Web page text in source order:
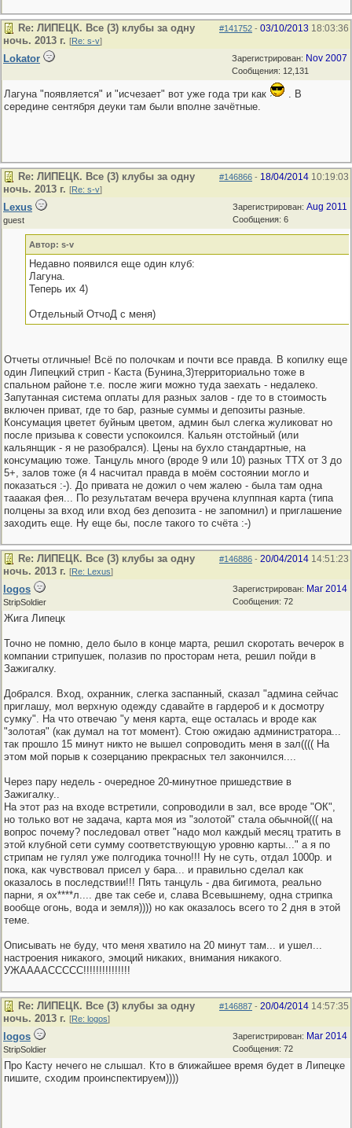
#141752 - 03/10/2013 18:03:36
Re: ЛИПЕЦК. Все (3) клубы за одну
ночь. 2013 г. [Re: s-v]
Зарегистрирован: Nov 2007
Сообщения: 12,131
Lokator
Лагуна "появляется" и "исчезает" вот уже года три как
. В
середине сентября деуки там были вполне зачётные.
#146866 - 18/04/2014 10:19:03
Re: ЛИПЕЦК. Все (3) клубы за одну
ночь. 2013 г. [Re: s-v]
Зарегистрирован: Aug 2011
Сообщения: 6
Lexus
guest
Автор: s-v
Недавно появился еще один клуб:
Лагуна.
Теперь их 4)
Отдельный ОтчоД с меня)
Отчеты отличные! Всё по полочкам и почти все правда. В копилку еще
один Липецкий стрип - Каста (Бунина,3)территориально тоже в
спальном районе т.е. после жиги можно туда заехать - недалеко.
Запутанная система оплаты для разных залов - где то в стоимость
включен приват, где то бар, разные суммы и депозиты разные.
Консумация цветет буйным цветом, админ был слегка жуликоват но
после призыва к совести успокоился. Кальян отстойный (или
кальянщик - я не разобрался). Цены на бухло стандартные, на
консумацию тоже. Танцуль много (вроде 9 или 10) разных ТТХ от 3 до
5+, залов тоже (я 4 насчитал правда в моём состоянии могло и
показаться :-). До привата не дожил о чем жалею - была там одна
тааакая фея... По результатам вечера вручена клуппная карта (типа
полцены за вход или вход без депозита - не запомнил) и приглашение
заходить еще. Ну еще бы, после такого то счёта :-)
#146886 - 20/04/2014 14:51:23
Re: ЛИПЕЦК. Все (3) клубы за одну
ночь. 2013 г. [Re: Lexus]
Зарегистрирован: Mar 2014
Сообщения: 72
logos
StripSoldier
Жига Липецк
Точно не помню, дело было в конце марта, решил скоротать вечерок в
компании стрипушек, полазив по просторам нета, решил пойди в
Зажигалку.
Добрался. Вход, охранник, слегка заспанный, сказал "админа сейчас
приглашу, мол верхную одежду сдавайте в гардероб и к досмотру
сумку". На что отвечаю "у меня карта, еще осталась и вроде как
"золотая" (как думал на тот момент). Стою ожидаю администратора...
так прошло 15 минут никто не вышел сопроводить меня в зал(((( На
этом мой порыв к созерцанию прекрасных тел закончился....
Через пару недель - очередное 20-минутное пришедствие в
Зажигалку..
На этот раз на входе встретили, сопроводили в зал, все вроде "ОК",
но только вот не задача, карта моя из "золотой" стала обычной((( на
вопрос почему? последовал ответ "надо мол каждый месяц тратить в
этой клубной сети сумму соответствующую уровню карты..." а я по
стрипам не гулял уже полгодика точно!!! Ну не суть, отдал 1000р. и
пока, как чувствовал присел у бара... и правильно сделал как
оказалось в последствии!!! Пять танцуль - два бигимота, реально
парни, я ох****л.... две так себе и, слава Всевышнему, одна стрипка
вообще огонь, вода и земля)))) но как оказалось всего то 2 дня в этой
теме.
Описывать не буду, что меня хватило на 20 минут там... и ушел...
настроения никакого, эмоций никаких, внимания никакого.
УЖААААССССС!!!!!!!!!!!!!!!
#146887 - 20/04/2014 14:57:35
Re: ЛИПЕЦК. Все (3) клубы за одну
ночь. 2013 г. [Re: logos]
Зарегистрирован: Mar 2014
Сообщения: 72
logos
StripSoldier
Про Касту нечего не слышал. Кто в ближайшее время будет в Липецке
пишите, сходим проинспектируем))))